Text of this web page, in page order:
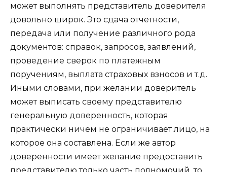
может выполнять представитель доверителя
довольно широк. Это сдача отчетности,
передача или получение различного рода
документов: справок, запросов, заявлений,
проведение сверок по платежным
поручениям, выплата страховых взносов и т.д.
Иными словами, при желании доверитель
может выписать своему представителю
генеральную доверенность, которая
практически ничем не ограничивает лицо, на
которое она составлена. Если же автор
доверенности имеет желание предоставить